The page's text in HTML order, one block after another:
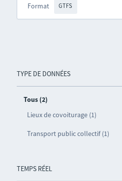
TYPE DE DONNÉES
Tous (2)
Lieux de covoiturage (1)
Transport public collectif (1)
TEMPS RÉEL
Format GTFS